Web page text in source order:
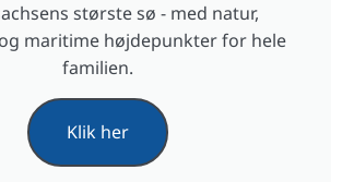
største sø - med natur,
maritime højdepunkter for hele
familien.
Klik her